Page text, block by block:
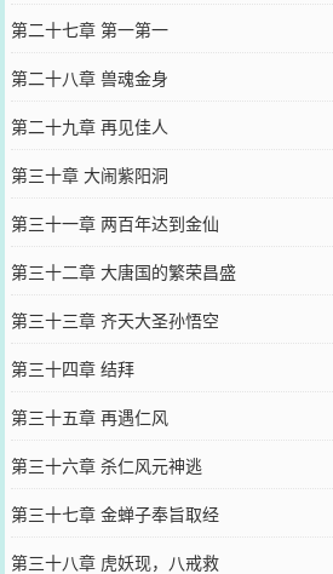
第二十七章 第一第一
第二十八章 兽魂金身
第二十九章 再见佳人
第三十章 大闹紫阳洞
第三十一章 两百年达到金仙
第三十二章 大唐国的繁荣昌盛
第三十三章 齐天大圣孙悟空
第三十四章 结拜
第三十五章 再遇仁风
第三十六章 杀仁风元神逃
第三十七章 金蝉子奉旨取经
第三十八章 虎妖现，八戒救